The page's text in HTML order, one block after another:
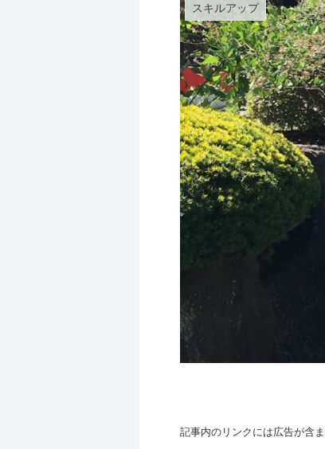
スキルアップ
記事内のリンクには広告が含